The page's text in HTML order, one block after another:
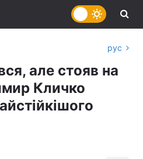
рус
але стояв на
Кличко